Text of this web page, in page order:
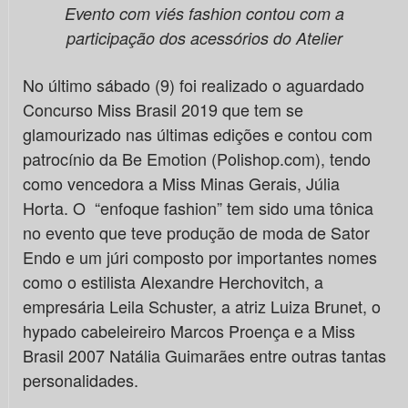
Evento com viés fashion contou com a
participação dos acessórios do Atelier
No último sábado (9) foi realizado o aguardado
Concurso Miss Brasil 2019 que tem se
glamourizado nas últimas edições e contou com
patrocínio da Be Emotion (Polishop.com), tendo
como vencedora a Miss Minas Gerais, Júlia
Horta. O “enfoque fashion” tem sido uma tônica
no evento que teve produção de moda de Sator
Endo e um júri composto por importantes nomes
como o estilista Alexandre Herchovitch, a
empresária Leila Schuster, a atriz Luiza Brunet, o
hypado cabeleireiro Marcos Proença e a Miss
Brasil 2007 Natália Guimarães entre outras tantas
personalidades.